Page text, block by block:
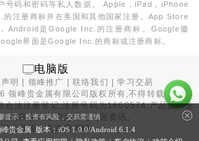
号码和密码等私人数据。 Apple，iPad，iPhone
注册商标并在美国和其他国家注册。App Store
Android是Google Inc.的注册商标。Google徽
界面是Google Inc.的商标或注册商标。
电脑版
明 领峰推广 |联络我们 |学习交易
领峰贵金属有限公司版权所有,不得转载
合法注册登记,注册号码为1660574,产品面向全
内所有内容均为香港地区资讯。
有风险，入市需谨慎。
提示：投资有风险，交易需谨慎
峰贵金属 版本：iOS 1.0.0/Android 6.1.4